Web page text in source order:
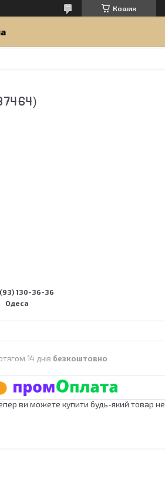
Кошик
130-36-36
Одеса
14 днів безкоштовно
ви можете купити будь-який товар не